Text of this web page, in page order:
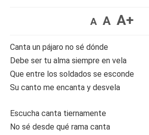
A A A+
Canta un pájaro no sé dónde
Debe ser tu alma siempre en vela
Que entre los soldados se esconde
Su canto me encanta y desvela
Escucha canta tiernamente
No sé desde qué rama canta